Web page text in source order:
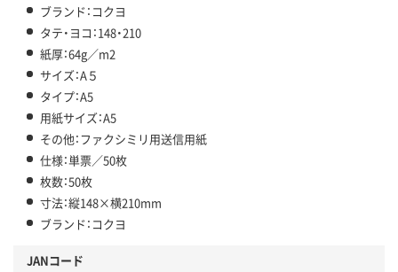
ブランド：コクヨ
タテ・ヨコ：148・210
紙厚：64g／m2
サイズ：A５
タイプ：A5
用紙サイズ：A5
その他：ファクシミリ用送信用紙
仕様：単票／50枚
枚数：50枚
寸法：縦148×横210mm
ブランド：コクヨ
JANコード